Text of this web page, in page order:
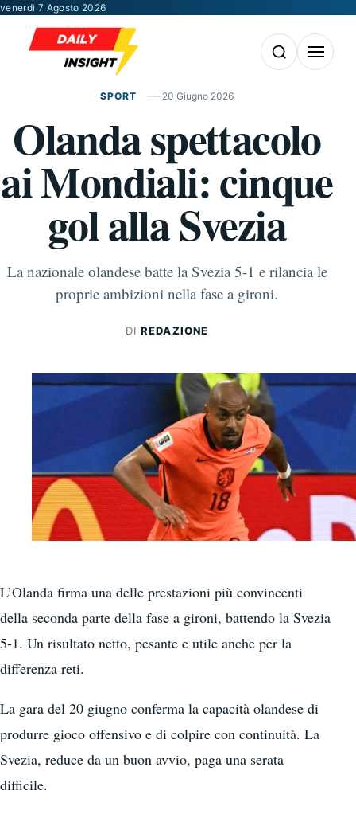
Vai al contenuto
venerdì 7 Agosto 2026
Apri la ricerca
Apri il
SPORT 20 Giugno 2026
Olanda spettacolo
ai Mondiali: cinque
gol alla Svezia
La nazionale olandese batte la Svezia 5-1 e rilancia le
proprie ambizioni nella fase a gironi.
DIREDAZIONE
L’Olanda firma una delle prestazioni più convincenti
della seconda parte della fase a gironi, battendo la Svezia
5-1. Un risultato netto, pesante e utile anche per la
differenza reti.
La gara del 20 giugno conferma la capacità olandese di
produrre gioco offensivo e di colpire con continuità. La
Svezia, reduce da un buon avvio, paga una serata
difficile.